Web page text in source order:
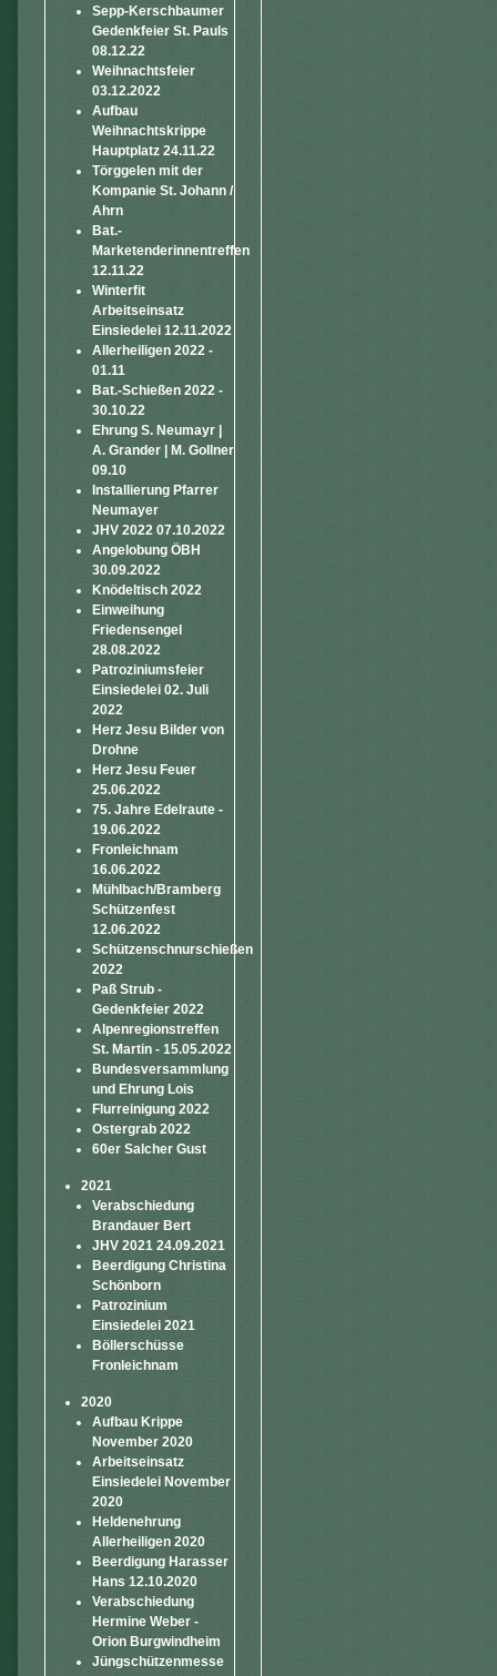
Sepp-Kerschbaumer
Gedenkfeier St. Pauls
08.12.22
Weihnachtsfeier
03.12.2022
Aufbau
Weihnachtskrippe
Hauptplatz 24.11.22
Törggelen mit der
Kompanie St. Johann /
Ahrn
Bat.-
Marketenderinnentreffen
12.11.22
Winterfit
Arbeitseinsatz
Einsiedelei 12.11.2022
Allerheiligen 2022 -
01.11
Bat.-Schießen 2022 -
30.10.22
Ehrung S. Neumayr |
A. Grander | M. Gollner
09.10
Installierung Pfarrer
Neumayer
JHV 2022 07.10.2022
Angelobung ÖBH
30.09.2022
Knödeltisch 2022
Einweihung
Friedensengel
28.08.2022
Patroziniumsfeier
Einsiedelei 02. Juli
2022
Herz Jesu Bilder von
Drohne
Herz Jesu Feuer
25.06.2022
75. Jahre Edelraute -
19.06.2022
Fronleichnam
16.06.2022
Mühlbach/Bramberg
Schützenfest
12.06.2022
Schützenschnurschießen
2022
Paß Strub -
Gedenkfeier 2022
Alpenregionstreffen
St. Martin - 15.05.2022
Bundesversammlung
und Ehrung Lois
Flurreinigung 2022
Ostergrab 2022
60er Salcher Gust
2021
Verabschiedung
Brandauer Bert
JHV 2021 24.09.2021
Beerdigung Christina
Schönborn
Patrozinium
Einsiedelei 2021
Böllerschüsse
Fronleichnam
2020
Aufbau Krippe
November 2020
Arbeitseinsatz
Einsiedelei November
2020
Heldenehrung
Allerheiligen 2020
Beerdigung Harasser
Hans 12.10.2020
Verabschiedung
Hermine Weber -
Orion Burgwindheim
Jüngschützenmesse